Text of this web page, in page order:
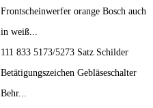
Frontscheinwerfer orange Bosch auch
in weiß...
111 833 5173/5273 Satz Schilder
Betätigungszeichen Gebläseschalter
Behr...